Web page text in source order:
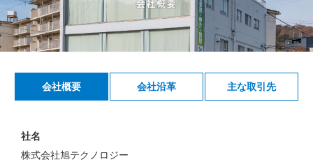
会社概要 会社沿革 主な取引先
社名
株式会社旭テクノロジー